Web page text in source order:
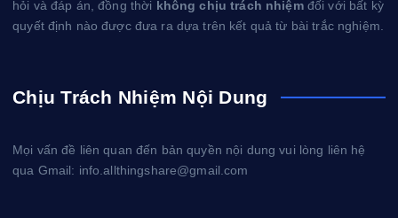
hỏi và đáp án, đồng thời không chịu trách nhiệmđối với bất kỳ
quyết định nào được đưa ra dựa trên kết quả từ bài trắc nghiệm.
Chịu Trách Nhiệm Nội Dung
Mọi vấn đề liên quan đến bản quyền nội dung vui lòng liên hệ
qua Gmail: info.allthingshare@gmail.com